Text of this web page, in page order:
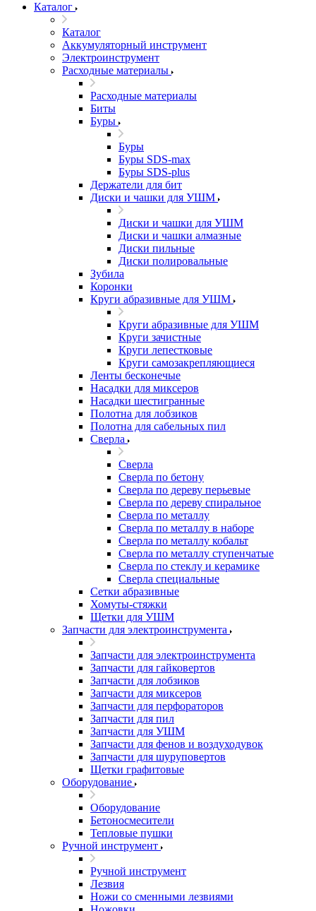
Каталог
Каталог
Аккумуляторный инструмент
Электроинструмент
Расходные материалы
Расходные материалы
Биты
Буры
Буры
Буры SDS-max
Буры SDS-plus
Держатели для бит
Диски и чашки для УШМ
Диски и чашки для УШМ
Диски и чашки алмазные
Диски пильные
Диски полировальные
Зубила
Коронки
Круги абразивные для УШМ
Круги абразивные для УШМ
Круги зачистные
Круги лепестковые
Круги самозакрепляющиеся
Ленты бесконечые
Насадки для миксеров
Насадки шестигранные
Полотна для лобзиков
Полотна для сабельных пил
Сверла
Сверла
Сверла по бетону
Сверла по дереву перьевые
Сверла по дереву спиральное
Сверла по металлу
Сверла по металлу в наборе
Сверла по металлу кобальт
Сверла по металлу ступенчатые
Сверла по стеклу и керамике
Сверла специальные
Сетки абразивные
Хомуты-стяжки
Щетки для УШМ
Запчасти для электроинструмента
Запчасти для электроинструмента
Запчасти для гайковертов
Запчасти для лобзиков
Запчасти для миксеров
Запчасти для перфораторов
Запчасти для пил
Запчасти для УШМ
Запчасти для фенов и воздуходувок
Запчасти для шуруповертов
Щетки графитовые
Оборудование
Оборудование
Бетоносмесители
Тепловые пушки
Ручной инструмент
Ручной инструмент
Лезвия
Ножи со сменными лезвиями